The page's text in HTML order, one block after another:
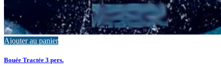
Ajouter au panier
Bouée Tractée 3 pers.